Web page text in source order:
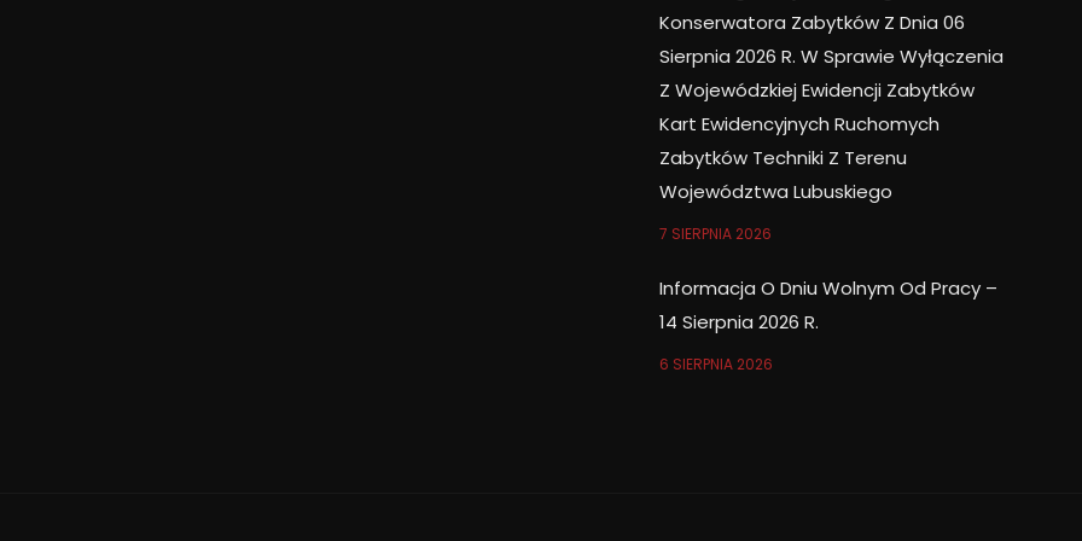
Konserwatora Zabytków Z Dnia 06
Sierpnia 2026 R. W Sprawie Wyłączenia
Z Wojewódzkiej Ewidencji Zabytków
Kart Ewidencyjnych Ruchomych
Zabytków Techniki Z Terenu
Województwa Lubuskiego
7 SIERPNIA 2026
Informacja O Dniu Wolnym Od Pracy –
14 Sierpnia 2026 R.
6 SIERPNIA 2026